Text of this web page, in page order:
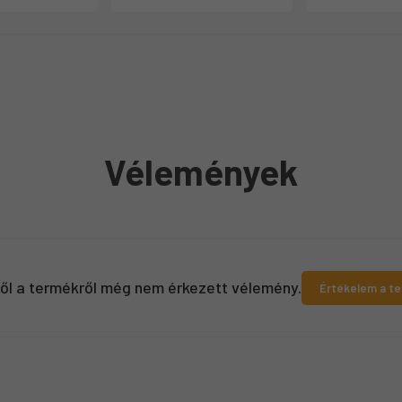
Vélemények
a termékről még nem érkezett vélemény. Értékelem a